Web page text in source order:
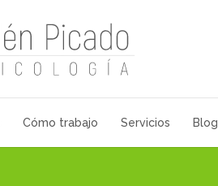
Cómo trabajo Servicios Blog